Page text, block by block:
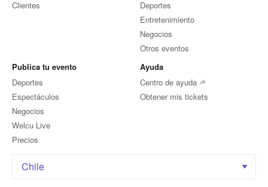
Clientes
Deportes
Entretenimiento
Negocios
Otros eventos
Publica tu evento
Deportes
Espectáculos
Negocios
Welcu Live
Precios
Ayuda
Centro de ayuda
Obtener mis tickets
Chile